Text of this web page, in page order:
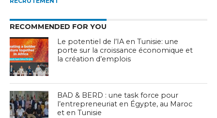
RECOMMENDED FOR YOU
Le potentiel de l’IA en Tunisie: une
porte sur la croissance économique et
la création d’emplois
BAD & BERD : une task force pour
l’entrepreneuriat en Égypte, au Maroc
et en Tunisie